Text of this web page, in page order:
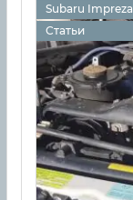
Subaru Impreza
Статьи